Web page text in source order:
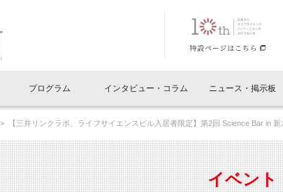
ル登録
特別会員開催
イベン
LINK-J
プログラム
What's "UNIKORN"？
インタビュー・コラム
一覧
ー ベンチャーインタビュー
ニュース・掲示板
プレスリリース
人と情
会員プ
Why in Nihonbashi
サポーター紹介
特別会員について
オフィス・ラボ
【三井リンクラボ、ライフサイエンスビル入居者限定】第2回 Science Bar in 新
イベント